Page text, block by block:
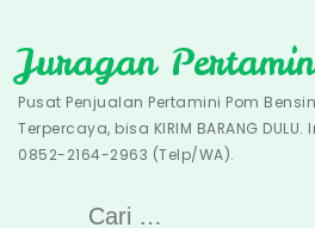
to
content
Juragan
Pusat Penjualan Pertamini Pom
Terpercaya, bisa KIRIM BARANG
0852-2164-2963 (Telp/WA).
Cari